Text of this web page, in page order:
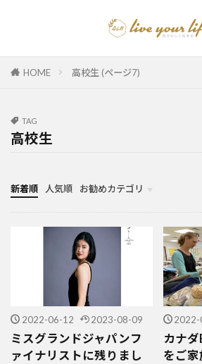
HOME 高校生 (ページ7)
TAG
高校生
新着順 人気順 お勧めカテゴリ
カナダ中学・高校留学
カナダ親子留学・教育移住
体験談（カナダ高校留学・
カナダ留学カウンセリング
2022-06-12 2023-08-09
ミスグランドジャパンフ
ァイナリストに残りまし
カナ
をご